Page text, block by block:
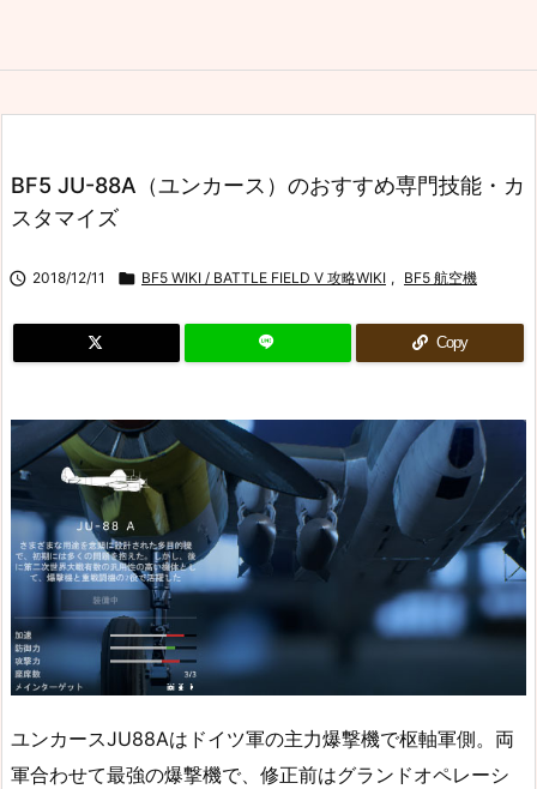
BF5 JU-88A（ユンカース）のおすすめ専門技能・カ
スタマイズ
 2018/12/11  BF5 WIKI / BATTLE FIELD V 攻略WIKI , BF5 航空機
Copy
ユンカースJU88Aはドイツ軍の主力爆撃機で枢軸軍側。両
軍合わせて最強の爆撃機で、修正前はグランドオペレーシ